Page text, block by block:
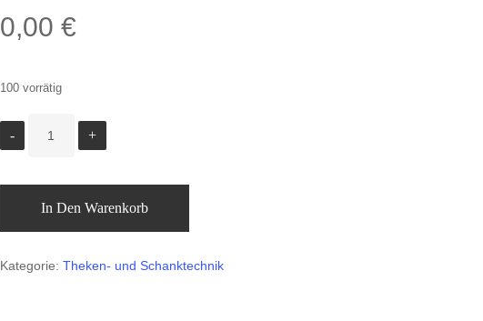
0,00 €
100 vorrätig
In Den Warenkorb
Kategorie: Theken- und Schanktechnik